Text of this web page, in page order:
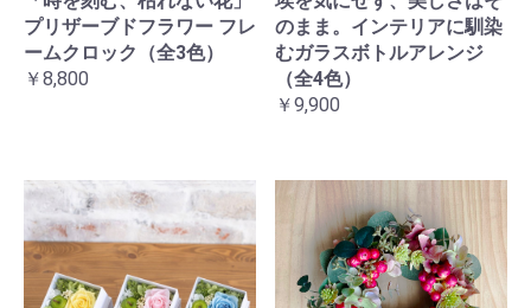
プリザーブドフラワー フレ
ームクロック（全3色）
￥8,800
のまま。インテリアに馴染
むガラスボトルアレンジ
（全4色）
￥9,900